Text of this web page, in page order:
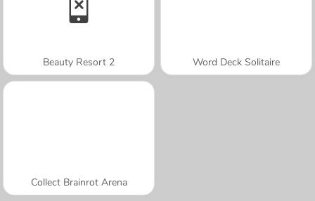
Beauty Resort 2 Word Deck Solitaire
Collect Brainrot Arena